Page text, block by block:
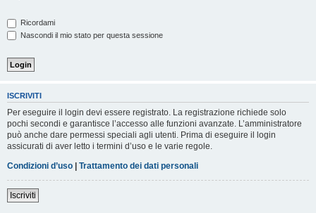
Ricordami
Nascondi il mio stato per questa sessione
ISCRIVITI
Per eseguire il login devi essere registrato. La registrazione richiede solo
pochi secondi e garantisce l’accesso alle funzioni avanzate. L’amministratore
può anche dare permessi speciali agli utenti. Prima di eseguire il login
assicurati di aver letto i termini d’uso e le varie regole.
Condizioni d’uso | Trattamento dei dati personali
Iscriviti